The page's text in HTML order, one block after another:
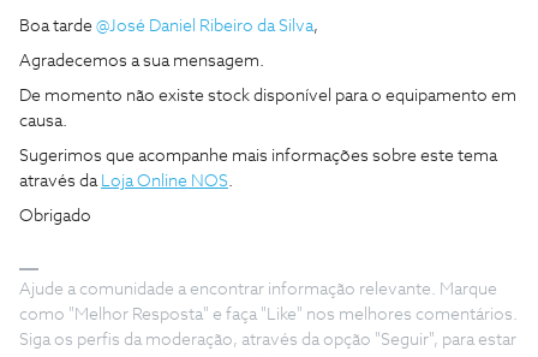
Boa tarde @José Daniel Ribeiro da Silva,
Agradecemos a sua mensagem.
De momento não existe stock disponível para o equipamento em
causa.
Sugerimos que acompanhe mais informações sobre este tema
através da Loja Online NOS.
Obrigado
Ajude a comunidade a encontrar informação relevante. Marque
como "Melhor Resposta" e faça "Like" nos melhores comentários.
Siga os perfis da moderação, através da opção "Seguir", para estar